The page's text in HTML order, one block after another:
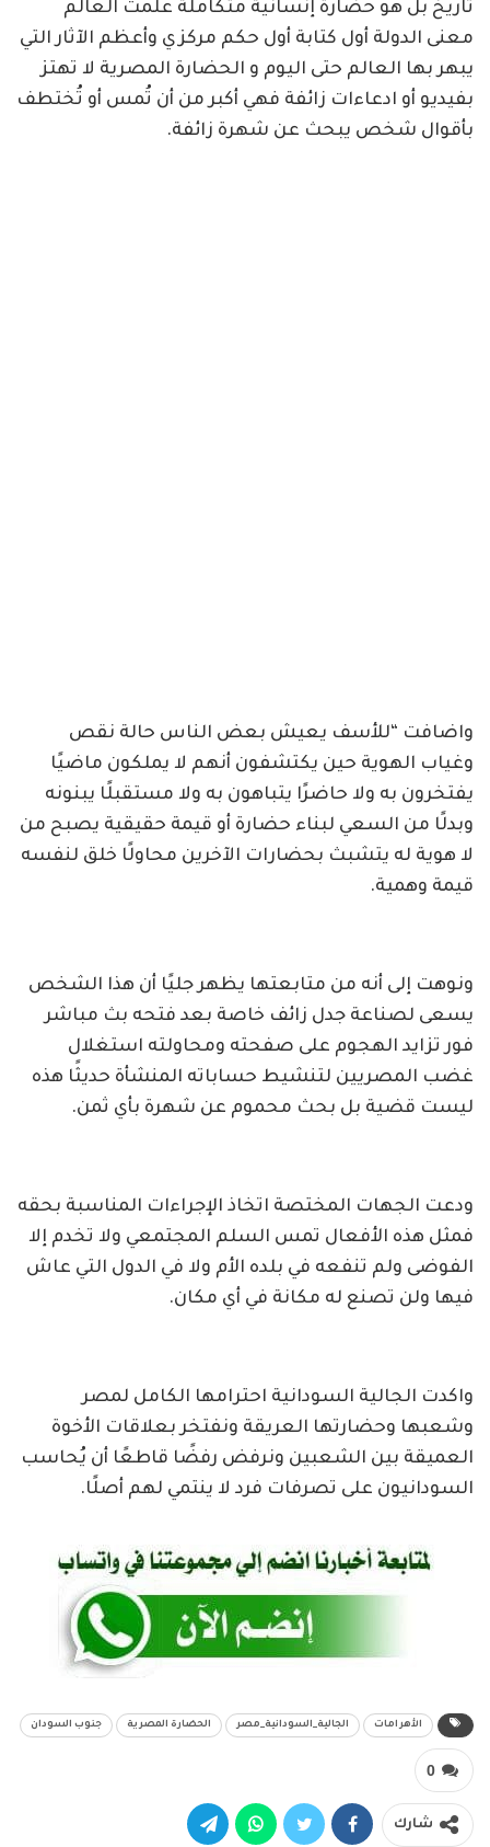
تاريخ بل هو حضارة إنسانية متكاملة علمت العالم
معنى الدولة أول كتابة أول حكم مركزي وأعظم الآثار التي
يبهر بها العالم حتى اليوم و الحضارة المصرية لا تهتز
بفيديو أو ادعاءات زائفة فهي أكبر من أن تُمس أو تُختطف
بأقوال شخص يبحث عن شهرة زائفة.
واضافت “للأسف يعيش بعض الناس حالة نقص
وغياب الهوية حين يكتشفون أنهم لا يملكون ماضيًا
يفتخرون به ولا حاضرًا يتباهون به ولا مستقبلًا يبنونه
وبدلًا من السعي لبناء حضارة أو قيمة حقيقية يصبح من
لا هوية له يتشبث بحضارات الآخرين محاولًا خلق لنفسه
قيمة وهمية.
ونوهت إلى أنه من متابعتها يظهر جليًا أن هذا الشخص
يسعى لصناعة جدل زائف خاصة بعد فتحه بث مباشر
فور تزايد الهجوم على صفحته ومحاولته استغلال
غضب المصريين لتنشيط حساباته المنشأة حديثًا هذه
ليست قضية بل بحث محموم عن شهرة بأي ثمن.
ودعت الجهات المختصة اتخاذ الإجراءات المناسبة بحقه
فمثل هذه الأفعال تمس السلم المجتمعي ولا تخدم إلا
الفوضى ولم تنفعه في بلده الأم ولا في الدول التي عاش
فيها ولن تصنع له مكانة في أي مكان.
واكدت الجالية السودانية احترامها الكامل لمصر
وشعبها وحضارتها العريقة ونفتخر بعلاقات الأخوة
العميقة بين الشعبين ونرفض رفضًا قاطعًا أن يُحاسب
السودانيون على تصرفات فرد لا ينتمي لهم أصلًا.
الأهرامات الجالية_السودانية_مصر الحضارة المصرية جنوب السودان
0
شارك